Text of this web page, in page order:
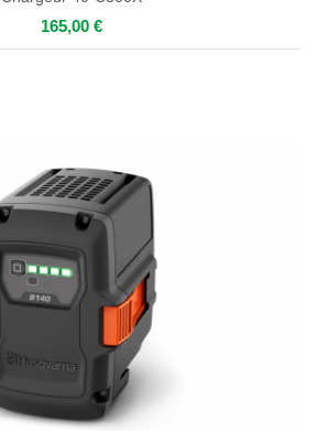
165,00 €